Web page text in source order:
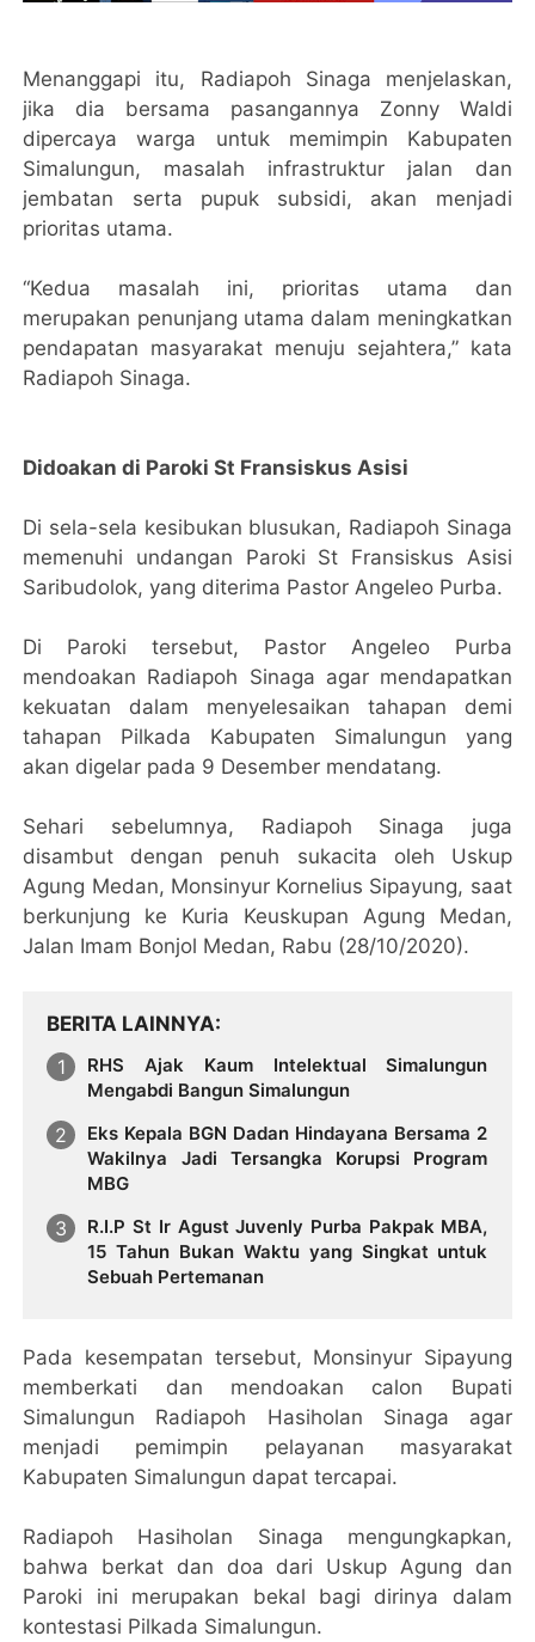
Menanggapi itu, Radiapoh Sinaga menjelaskan,
jika dia bersama pasangannya Zonny Waldi
dipercaya warga untuk memimpin Kabupaten
Simalungun, masalah infrastruktur jalan dan
jembatan serta pupuk subsidi, akan menjadi
prioritas utama.
“Kedua masalah ini, prioritas utama dan
merupakan penunjang utama dalam meningkatkan
pendapatan masyarakat menuju sejahtera,” kata
Radiapoh Sinaga.
Didoakan di Paroki St Fransiskus Asisi
Di sela-sela kesibukan blusukan, Radiapoh Sinaga
memenuhi undangan Paroki St Fransiskus Asisi
Saribudolok, yang diterima Pastor Angeleo Purba.
Di Paroki tersebut, Pastor Angeleo Purba
mendoakan Radiapoh Sinaga agar mendapatkan
kekuatan dalam menyelesaikan tahapan demi
tahapan Pilkada Kabupaten Simalungun yang
akan digelar pada 9 Desember mendatang.
Sehari sebelumnya, Radiapoh Sinaga juga
disambut dengan penuh sukacita oleh Uskup
Agung Medan, Monsinyur Kornelius Sipayung, saat
berkunjung ke Kuria Keuskupan Agung Medan,
Jalan Imam Bonjol Medan, Rabu (28/10/2020).
BERITA LAINNYA
RHS Ajak Kaum Intelektual Simalungun
Mengabdi Bangun Simalungun
Eks Kepala BGN Dadan Hindayana Bersama 2
Wakilnya Jadi Tersangka Korupsi Program
MBG
R.I.P St Ir Agust Juvenly Purba Pakpak MBA,
15 Tahun Bukan Waktu yang Singkat untuk
Sebuah Pertemanan
Pada kesempatan tersebut, Monsinyur Sipayung
memberkati dan mendoakan calon Bupati
Simalungun Radiapoh Hasiholan Sinaga agar
menjadi pemimpin pelayanan masyarakat
Kabupaten Simalungun dapat tercapai.
Radiapoh Hasiholan Sinaga mengungkapkan,
bahwa berkat dan doa dari Uskup Agung dan
Paroki ini merupakan bekal bagi dirinya dalam
kontestasi Pilkada Simalungun.